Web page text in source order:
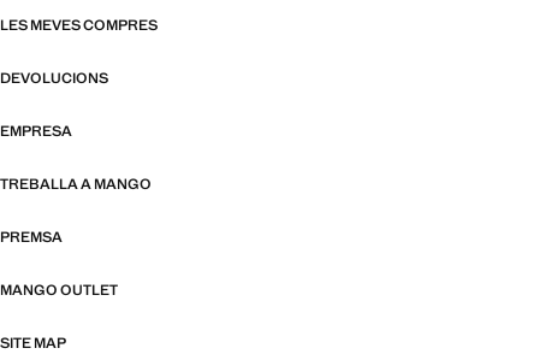
LES MEVES COMPRES
DEVOLUCIONS
EMPRESA
TREBALLA A MANGO
PREMSA
MANGO OUTLET
SITE MAP